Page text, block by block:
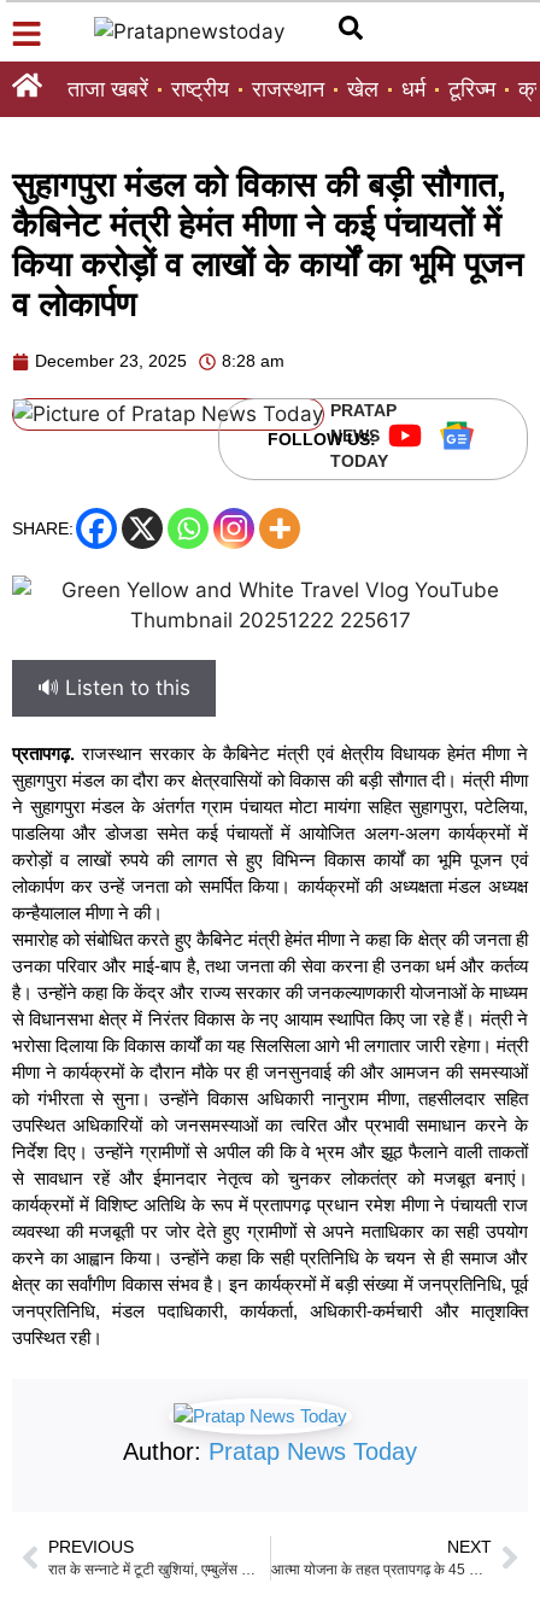
ताजा खबरें राष्ट्रीय राजस्थान खेल धर्म टूरिज्म
सुहागपुरा मंडल को विकास की बड़ी सौगात,
कैबिनेट मंत्री हेमंत मीणा ने कई पंचायतों में
किया करोड़ों व लाखों के कार्यों का भूमि पूजन
व लोकार्पण
December 23, 2025 8:28 am
PRATAP
NEWS
TODAY
FOLLOW US:
SHARE:
🔊 Listen to this
प्रतापगढ़. राजस्थान सरकार के कैबिनेट मंत्री एवं क्षेत्रीय विधायक हेमंत मीणा ने
सुहागपुरा मंडल का दौरा कर क्षेत्रवासियों को विकास की बड़ी सौगात दी। मंत्री मीणा
ने सुहागपुरा मंडल के अंतर्गत ग्राम पंचायत मोटा मायंगा सहित सुहागपुरा, पटेलिया,
पाडलिया और डोजडा समेत कई पंचायतों में आयोजित अलग-अलग कार्यक्रमों में
करोड़ों व लाखों रुपये की लागत से हुए विभिन्न विकास कार्यों का भूमि पूजन एवं
लोकार्पण कर उन्हें जनता को समर्पित किया। कार्यक्रमों की अध्यक्षता मंडल अध्यक्ष
कन्हैयालाल मीणा ने की।
समारोह को संबोधित करते हुए कैबिनेट मंत्री हेमंत मीणा ने कहा कि क्षेत्र की जनता ही
उनका परिवार और माई-बाप है, तथा जनता की सेवा करना ही उनका धर्म और कर्तव्य
है। उन्होंने कहा कि केंद्र और राज्य सरकार की जनकल्याणकारी योजनाओं के माध्यम
से विधानसभा क्षेत्र में निरंतर विकास के नए आयाम स्थापित किए जा रहे हैं। मंत्री ने
भरोसा दिलाया कि विकास कार्यों का यह सिलसिला आगे भी लगातार जारी रहेगा। मंत्री
मीणा ने कार्यक्रमों के दौरान मौके पर ही जनसुनवाई की और आमजन की समस्याओं
को गंभीरता से सुना। उन्होंने विकास अधिकारी नानुराम मीणा, तहसीलदार सहित
उपस्थित अधिकारियों को जनसमस्याओं का त्वरित और प्रभावी समाधान करने के
निर्देश दिए। उन्होंने ग्रामीणों से अपील की कि वे भ्रम और झूठ फैलाने वाली ताकतों
से सावधान रहें और ईमानदार नेतृत्व को चुनकर लोकतंत्र को मजबूत बनाएं।
कार्यक्रमों में विशिष्ट अतिथि के रूप में प्रतापगढ़ प्रधान रमेश मीणा ने पंचायती राज
व्यवस्था की मजबूती पर जोर देते हुए ग्रामीणों से अपने मताधिकार का सही उपयोग
करने का आह्वान किया। उन्होंने कहा कि सही प्रतिनिधि के चयन से ही समाज और
क्षेत्र का सर्वांगीण विकास संभव है। इन कार्यक्रमों में बड़ी संख्या में जनप्रतिनिधि, पूर्व
जनप्रतिनिधि, मंडल पदाधिकारी, कार्यकर्ता, अधिकारी-कर्मचारी और मातृशक्ति
उपस्थित रही।
Author: Pratap News Today
PREVIOUS NEXT